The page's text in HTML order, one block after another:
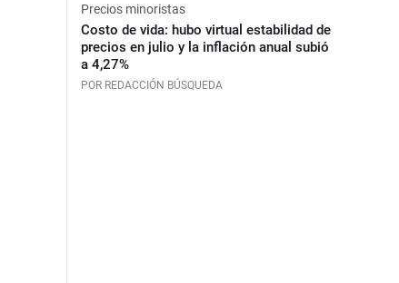
Precios minoristas
Costo de vida: hubo virtual estabilidad de
precios en julio y la inflación anual subió
a 4,27%
POR REDACCIÓN BÚSQUEDA